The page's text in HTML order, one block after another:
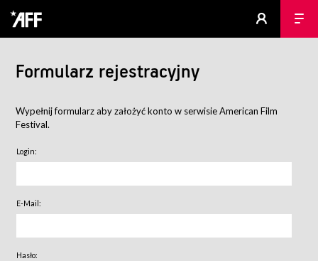
Formularz rejestracyjny
Wypełnij formularz aby założyć konto w serwisie American Film
Festival.
Login:
E-Mail:
Hasło: